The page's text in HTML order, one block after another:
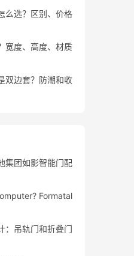
么选？区别、价格
宽度、高度、材质
双边套？防潮和收
集团如影智能门配
Formatal
：吊轨门和折叠门